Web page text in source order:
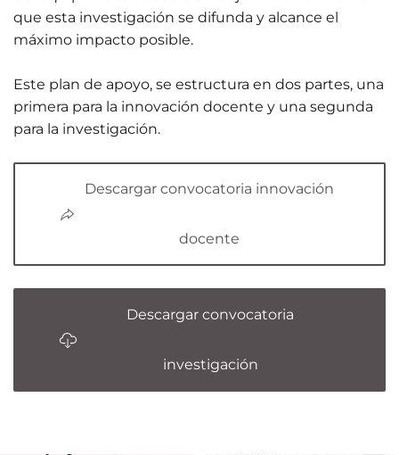
que esta investigación se difunda y alcance el
máximo impacto posible.
Este plan de apoyo, se estructura en dos partes, una
primera para la innovación docente y una segunda
para la investigación.
Descargar convocatoria innovación
docente
Descargar convocatoria
investigación
17 Junio 2026
Horario y
Estudiantes
de Diseño
participan